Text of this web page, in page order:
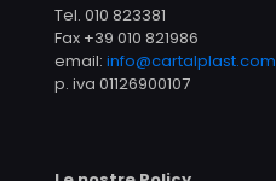
Tel. 010 823381
Fax +39 010 821986
email: info@cartalplast.com
p. iva 01126900107